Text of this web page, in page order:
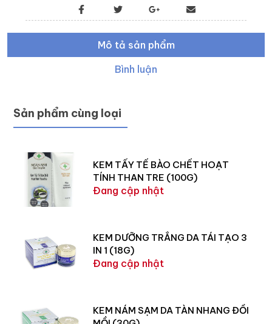
Mô tả sản phẩm
Bình luận
Sản phẩm cùng loại
KEM TẨY TẾ BÀO CHẾT HOẠT
TÍNH THAN TRE (100G)
Đang cập nhật
KEM DƯỠNG TRẮNG DA TÁI TẠO 3
IN 1 (18G)
Đang cập nhật
KEM NÁM SẠM DA TÀN NHANG ĐỒI